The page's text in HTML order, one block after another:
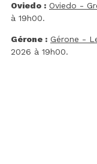
Oviedo : Oviedo -
à 19h00.
Gérone : Gérone -
2026 à 19h00.